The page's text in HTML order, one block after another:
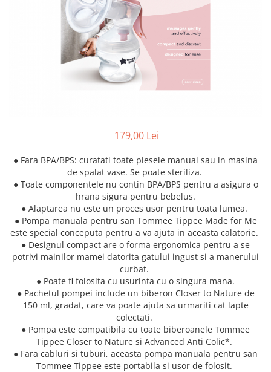
Jucarii pentru dentitie
CHARLIE BANANA
BAMBINO MIO
LOVE TO DREAM
MY CARRY POTTY
Chilotei de antrenament la olita
Olite si reductoare
BABIATORS
179,00 Lei
● Fara BPA/BPS: curatati toate piesele manual sau in masina
de spalat vase. Se poate steriliza.
● Toate componentele nu contin BPA/BPS pentru a asigura o
hrana sigura pentru bebelus.
● Alaptarea nu este un proces usor pentru toata lumea.
● Pompa manuala pentru san Tommee Tippee Made for Me
este special conceputa pentru a va ajuta in aceasta calatorie.
● Designul compact are o forma ergonomica pentru a se
potrivi mainilor mamei datorita gatului ingust si a manerului
curbat.
● Poate fi folosita cu usurinta cu o singura mana.
● Pachetul pompei include un biberon Closer to Nature de
150 ml, gradat, care va poate ajuta sa urmariti cat lapte
colectati.
● Pompa este compatibila cu toate biberoanele Tommee
Tippee Closer to Nature si Advanced Anti Colic*.
● Fara cabluri si tuburi, aceasta pompa manuala pentru san
Tommee Tippee este portabila si usor de folosit.